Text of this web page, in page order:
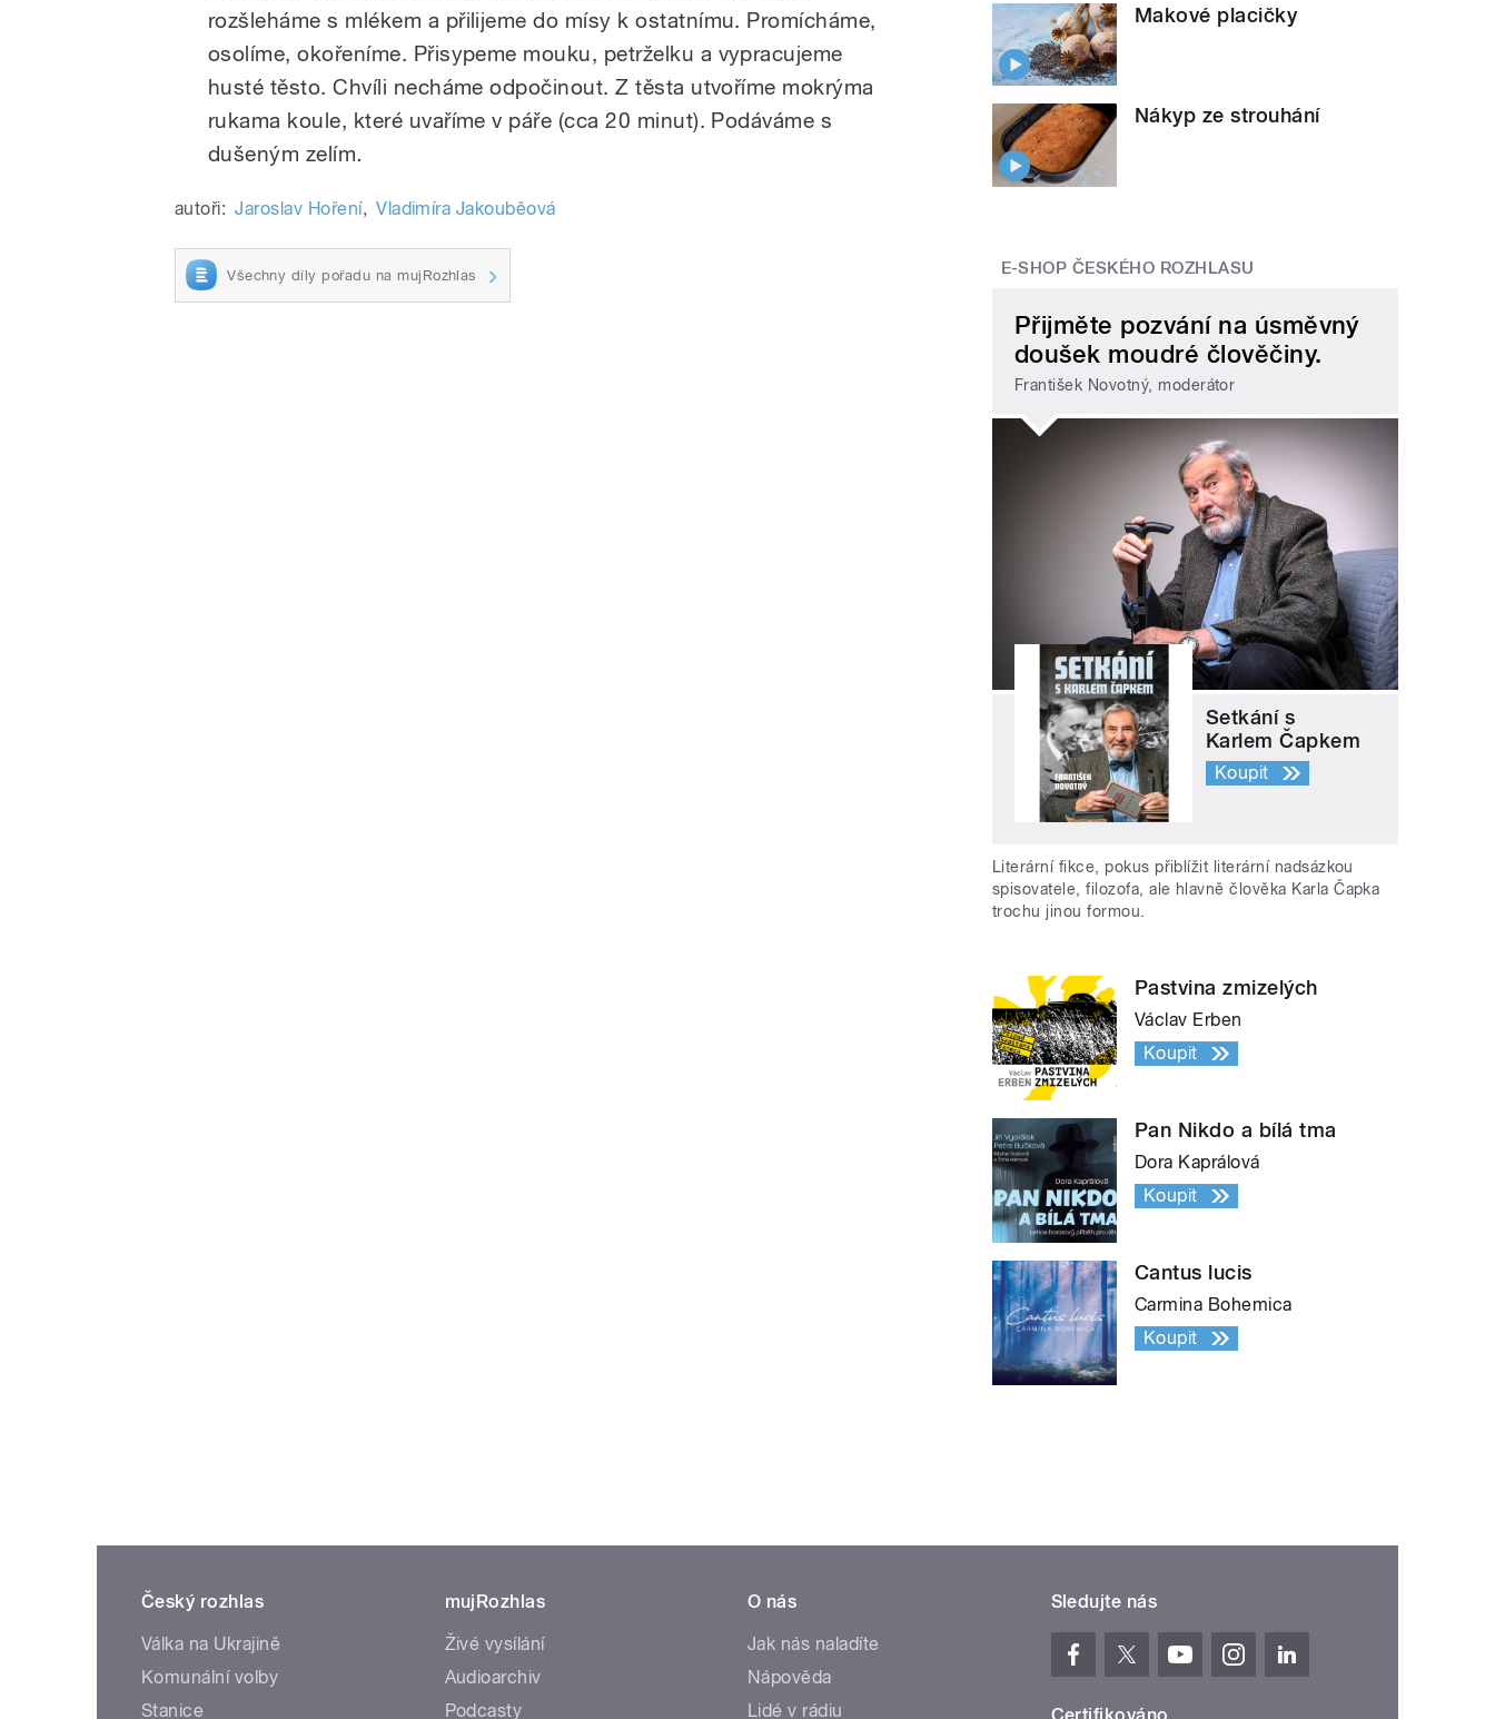
rozšleháme s mlékem a přilijeme do mísy k ostatnímu. Promícháme,
osolíme, okořeníme. Přisypeme mouku, petrželku a vypracujeme
husté těsto. Chvíli necháme odpočinout. Z těsta utvoříme mokrýma
rukama koule, které uvaříme v páře (cca 20 minut). Podáváme s
dušeným zelím.
autoři: Jaroslav Hoření, Vladimíra Jakouběová
Všechny díly pořadu na mujRozhlas
Makové placičky
Nákyp ze strouhání
E-SHOP ČESKÉHO ROZHLASU
Přijměte pozvání na úsměvný
doušek moudré člověčiny.
František Novotný, moderátor
Setkání s
Karlem Čapkem
Koupit
Literární fikce, pokus přiblížit literární nadsázkou
spisovatele, filozofa, ale hlavně člověka Karla Čapka
trochu jinou formou.
Pastvina zmizelých
Václav Erben
Koupit
Pan Nikdo a bílá tma
Dora Kaprálová
Koupit
Cantus lucis
Carmina Bohemica
Koupit
Český rozhlas
Válka na Ukrajině
Komunální volby
Stanice
mujRozhlas
Živé vysílání
Audioarchiv
Podcasty
O nás
Jak nás naladíte
Nápověda
Lidé v rádiu
Sledujte nás